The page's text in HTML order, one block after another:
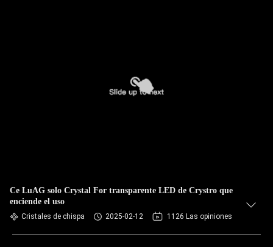
Ce LuAG solo Crystal For transparente LED de Crystro que
enciende el uso
Cristales de chispa 2025-02-12 1126 Las opiniones